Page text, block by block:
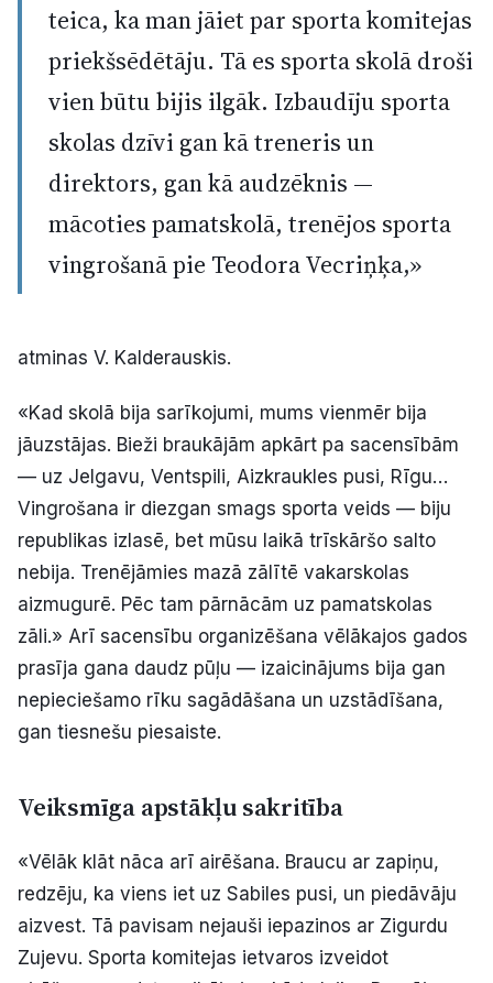
teica, ka man jāiet par sporta komitejas
priekšsēdētāju. Tā es sporta skolā droši
vien būtu bijis ilgāk. Izbaudīju sporta
skolas dzīvi gan kā treneris un
direktors, gan kā audzēknis —
mācoties pamatskolā, trenējos sporta
vingrošanā pie Teodora Vecriņķa,»
atminas V. Kalderauskis.
«Kad skolā bija sarīkojumi, mums vienmēr bija
jāuzstājas. Bieži braukājām apkārt pa sacensībām
— uz Jelgavu, Ventspili, Aizkraukles pusi, Rīgu…
Vingrošana ir diezgan smags sporta veids — biju
republikas izlasē, bet mūsu laikā trīskāršo salto
nebija. Trenējāmies mazā zālītē vakarskolas
aizmugurē. Pēc tam pārnācām uz pamatskolas
zāli.» Arī sacensību organizēšana vēlākajos gados
prasīja gana daudz pūļu — izaicinājums bija gan
nepieciešamo rīku sagādāšana un uzstādīšana,
gan tiesnešu piesaiste.
Veiksmīga apstākļu sakritība
«Vēlāk klāt nāca arī airēšana. Braucu ar zapiņu,
redzēju, ka viens iet uz Sabiles pusi, un piedāvāju
aizvest. Tā pavisam nejauši iepazinos ar Zigurdu
Zujevu. Sporta komitejas ietvaros izveidot